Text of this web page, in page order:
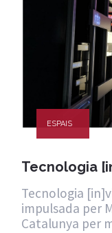
ESPAIS
Tecnologia
Tecnologia
impulsada per
Catalunya per